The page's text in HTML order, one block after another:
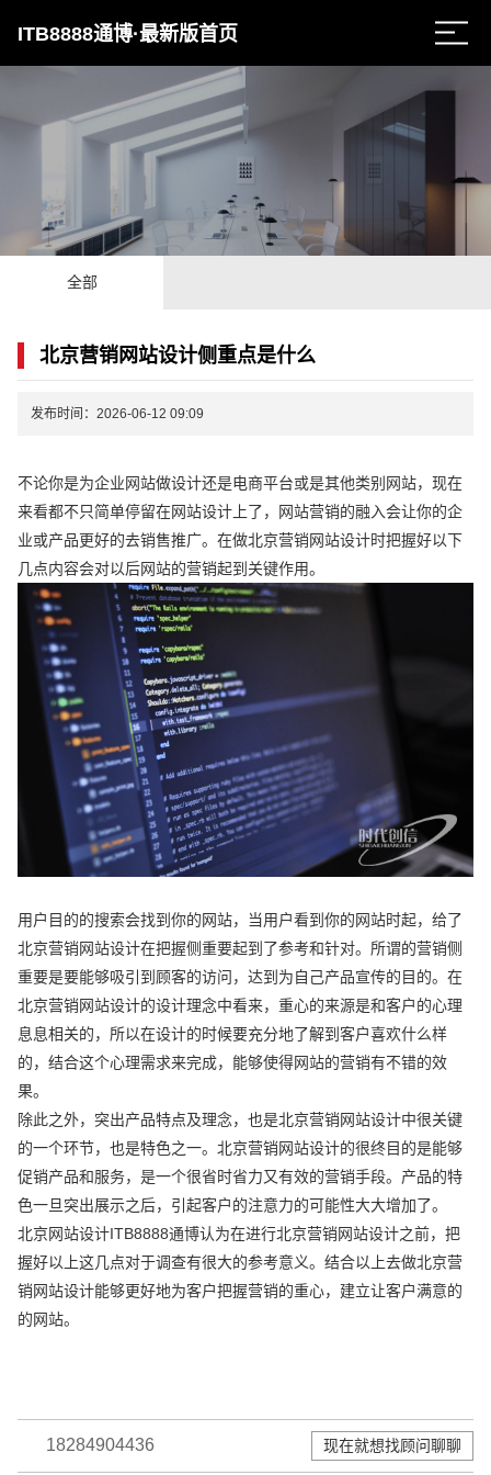
ITB8888通博·最新版首页
全部
北京营销网站设计侧重点是什么
发布时间：2026-06-12 09:09
不论你是为企业网站做设计还是电商平台或是其他类别网站，现在
来看都不只简单停留在网站设计上了，网站营销的融入会让你的企
业或产品更好的去销售推广。在做北京营销网站设计时把握好以下
几点内容会对以后网站的营销起到关键作用。
用户目的的搜索会找到你的网站，当用户看到你的网站时起，给了
北京营销网站设计在把握侧重要起到了参考和针对。所谓的营销侧
重要是要能够吸引到顾客的访问，达到为自己产品宣传的目的。在
北京营销网站设计的设计理念中看来，重心的来源是和客户的心理
息息相关的，所以在设计的时候要充分地了解到客户喜欢什么样
的，结合这个心理需求来完成，能够使得网站的营销有不错的效
果。
除此之外，突出产品特点及理念，也是北京营销网站设计中很关键
的一个环节，也是特色之一。北京营销网站设计的很终目的是能够
促销产品和服务，是一个很省时省力又有效的营销手段。产品的特
色一旦突出展示之后，引起客户的注意力的可能性大大增加了。
北京网站设计ITB8888通博认为在进行北京营销网站设计之前，把
握好以上这几点对于调查有很大的参考意义。结合以上去做北京营
销网站设计能够更好地为客户把握营销的重心，建立让客户满意的
的网站。
18284904436 现在就想找顾问聊聊